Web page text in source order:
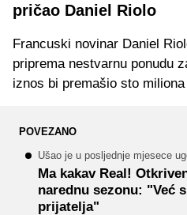
pričao Daniel Riolo
Francuski novinar Daniel
priprema nestvarnu ponudu
iznos bi premašio sto
POVEZANO
Ušao je u posljednje mjesece
Ma kakav Real!
narednu sezonu: "Već
prijatelja"